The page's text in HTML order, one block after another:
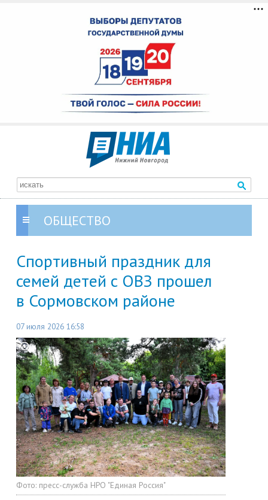
ОБЩЕСТВО
Спортивный праздник для
семей детей с ОВЗ прошел
в Сормовском районе
07 июля 2026 16:58
Фото: пресс-служба НРО "Единая Россия"